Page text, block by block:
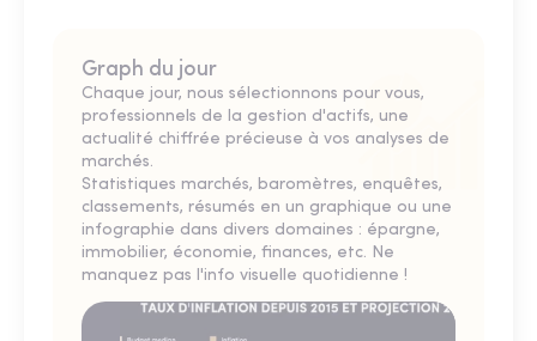
Graph du jour
Chaque jour, nous sélectionnons pour vous,
professionnels de la gestion d'actifs, une
actualité chiffrée précieuse à vos analyses de
marchés.
Statistiques marchés, baromètres, enquêtes,
classements, résumés en un graphique ou une
infographie dans divers domaines : épargne,
immobilier, économie, finances, etc. Ne
manquez pas l'info visuelle quotidienne !